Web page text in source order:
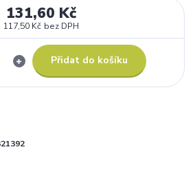
131,60 Kč
117,50 Kč bez DPH
Přidat do košíku